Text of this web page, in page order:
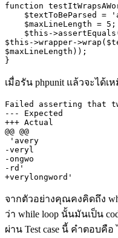
function
$textToBeParsed =
$maxLineLength = 5;
$this-
$this->wrapper-
$maxLineLength));
}
เมื่อรัน phpunit แล้วจะได้เ
Failed asserting that
--- Expected
+++ Actual
@@ @@
'avery
-veryl
-ongwo
-rd'
+verylongword'
จากตัวอย่างคุณคงคิดถึง
ว่า while loop นั้นมันเป็น
ผ่าน Test case นี้ คำตอบคือ